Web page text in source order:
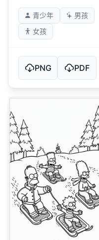
青少年
男孩
女孩
PNG PDF